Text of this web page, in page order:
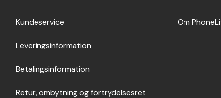
Kundeservice
Leveringsinformation
Betalingsinformation
Retur, ombytning og fortrydelsesret
Om